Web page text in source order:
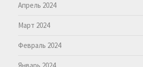
Апрель 2024
Март 2024
Февраль 2024
Январь 2024